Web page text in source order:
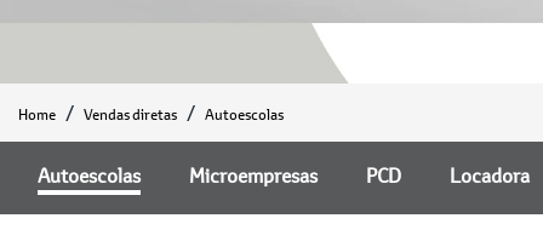
Home Vendas diretas Autoescolas
Microempresas PCD Locadora
Autoescolas